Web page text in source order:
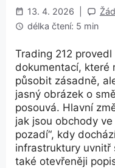
13. 4. 2026
délka čtení: 5 min
Trading 212
dokumentací, které
působit zásadně,
jasný obrázek o
posouvá. Hlavní
jak jsou obchody
pozadí“, kdy
infrastruktury uvnitř
také otevřeněji